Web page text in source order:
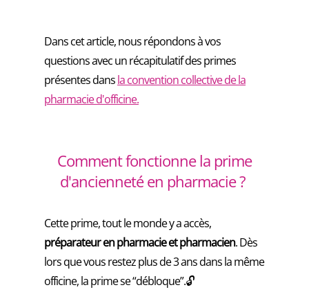
Dans cet article, nous répondons à vos
questions avec un récapitulatif des primes
présentes dansla convention collective de la
pharmacie d'officine.
Comment fonctionne la prime
d'ancienneté en pharmacie ?
Cette prime, tout le monde y a accès,
préparateur en pharmacie et pharmacien. Dès
lors que vous restez plus de 3 ans dans la même
officine, la prime se “débloque”.🔓